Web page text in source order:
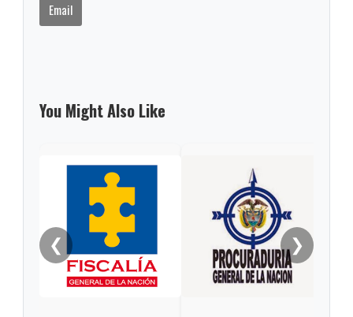
Email
You Might Also Like
❮ ❯